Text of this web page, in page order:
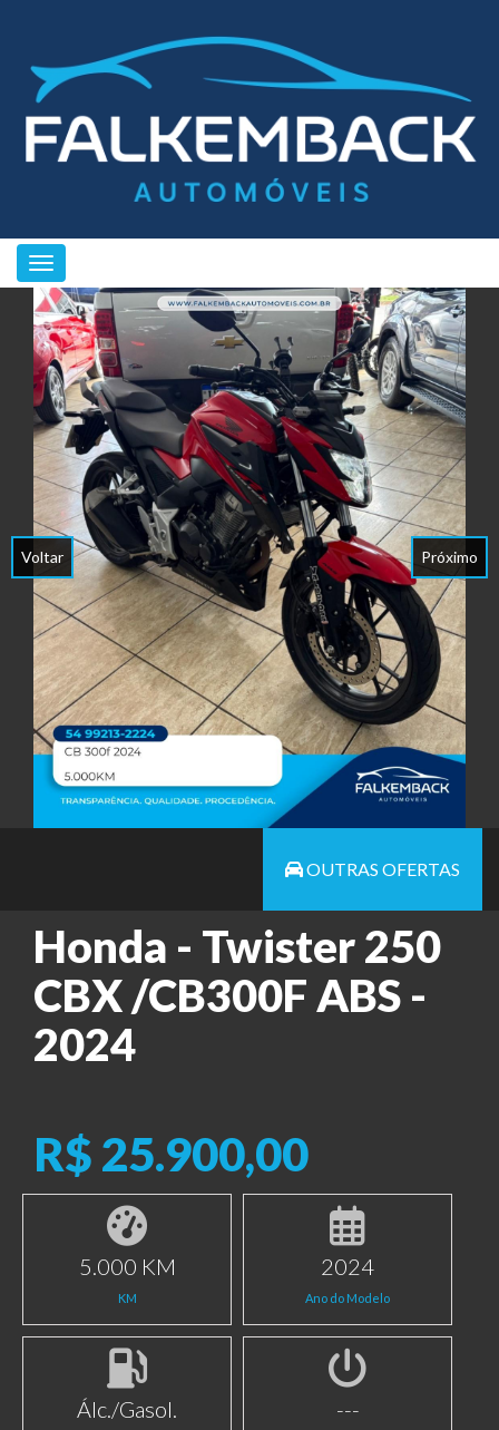
Toggle navigation
Voltar Próximo
OUTRAS OFERTAS
Honda - Twister 250
CBX /CB300F ABS -
2024
R$ 25.900,00
5.000 KM
KM
2024
Ano do Modelo
Álc./Gasol. ---